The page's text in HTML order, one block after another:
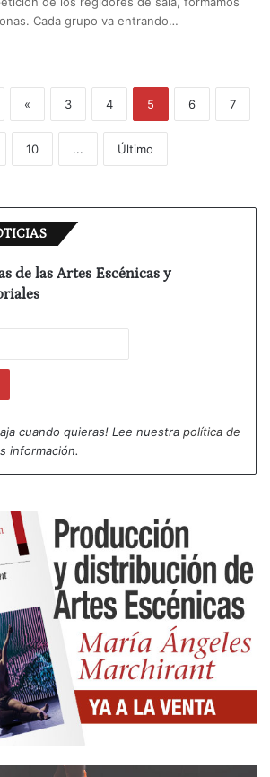
Cada grupo va entrando…
« 3 4 5 6 7
10 ... Último
de las Artes Escénicas y
cuando quieras! Lee nuestra política de
información.